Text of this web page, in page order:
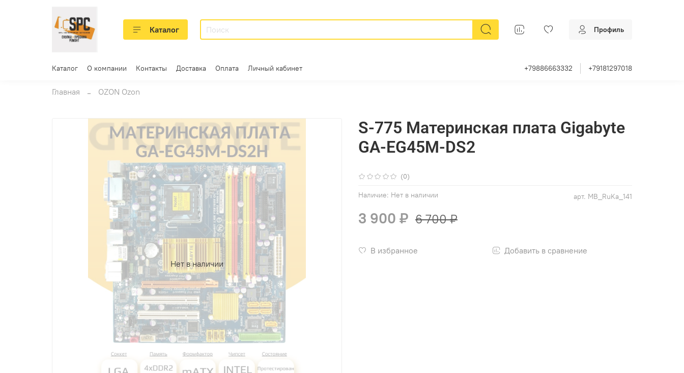
Каталог Профиль
Каталог О компании Контакты Доставка Оплата Личный кабинет +79886663332 +79181297018
Главная OZON Ozon
Нет в наличии
(0)
арт. MB_RuKa_141
Наличие: Нет в наличии
S-775 Материнская плата Gigabyte
GA-EG45M-DS2
3 900 ₽ 6 700 ₽
В избранное Добавить в сравнение